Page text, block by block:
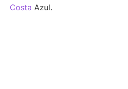
Costa Azul.